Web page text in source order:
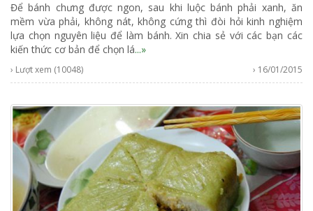
Để bánh chưng được ngon, sau khi luộc bánh phải xanh, ăn
mềm vừa phải, không nát, không cứng thì đòi hỏi kinh nghiệm
lựa chọn nguyên liệu để làm bánh. Xin chia sẻ với các bạn các
kiến thức cơ bản để chọn lá...»
› Lượt xem (10048) › 16/01/2015